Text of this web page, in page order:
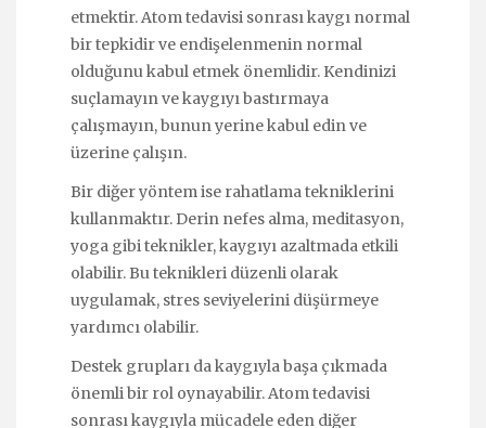
etmektir. Atom tedavisi sonrası kaygı normal
bir tepkidir ve endişelenmenin normal
olduğunu kabul etmek önemlidir. Kendinizi
suçlamayın ve kaygıyı bastırmaya
çalışmayın, bunun yerine kabul edin ve
üzerine çalışın.
Bir diğer yöntem ise rahatlama tekniklerini
kullanmaktır. Derin nefes alma, meditasyon,
yoga gibi teknikler, kaygıyı azaltmada etkili
olabilir. Bu teknikleri düzenli olarak
uygulamak, stres seviyelerini düşürmeye
yardımcı olabilir.
Destek grupları da kaygıyla başa çıkmada
önemli bir rol oynayabilir. Atom tedavisi
sonrası kaygıyla mücadele eden diğer